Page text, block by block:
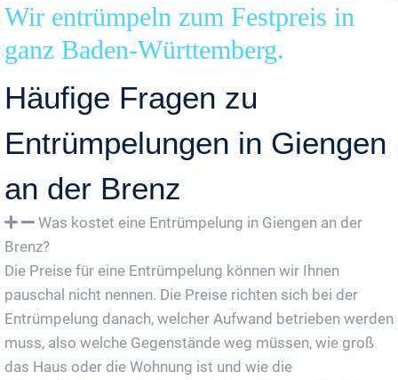
Wir entrümpeln zum Festpreis in
ganz Baden-Württemberg.
Häufige Fragen zu
Entrümpelungen in Giengen
an der Brenz
Was kostet eine Entrümpelung in Giengen an der
Brenz?
Die Preise für eine Entrümpelung können wir Ihnen
pauschal nicht nennen. Die Preise richten sich bei der
Entrümpelung danach, welcher Aufwand betrieben werden
muss, also welche Gegenstände weg müssen, wie groß
das Haus oder die Wohnung ist und wie die